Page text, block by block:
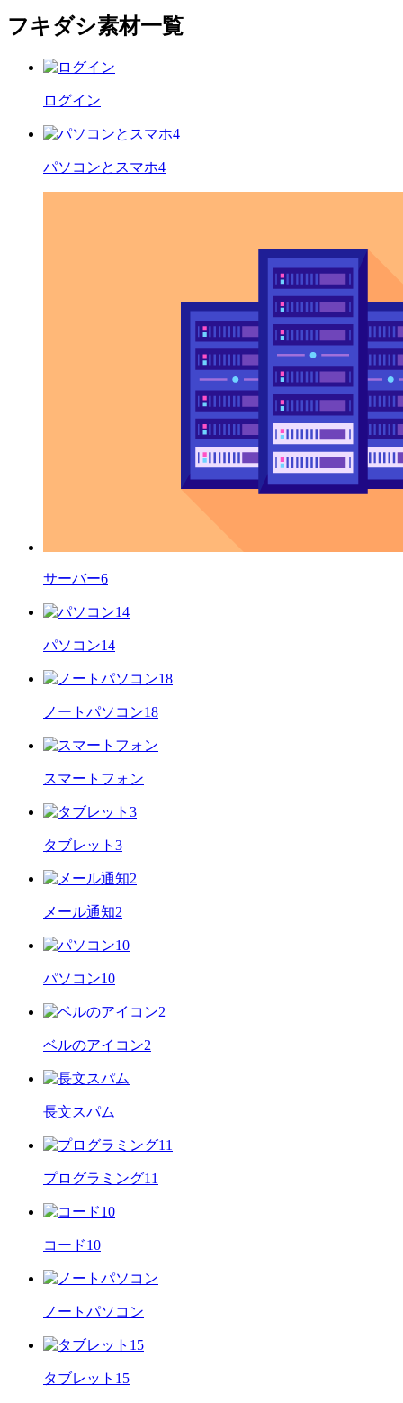
フキダシ素材一覧
ログイン
パソコンとスマホ4
サーバー6
パソコン14
ノートパソコン18
スマートフォン
タブレット3
メール通知2
パソコン10
ベルのアイコン2
長文スパム
プログラミング11
コード10
ノートパソコン
タブレット15